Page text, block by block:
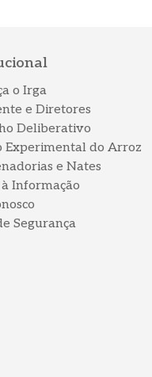
o Irga
e Diretores
Deliberativo
Experimental do Arroz
e Nates
à Informação
Segurança